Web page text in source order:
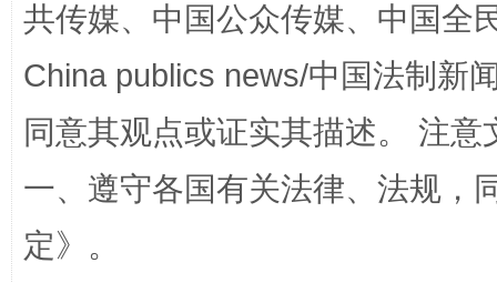
共传媒、中国公众传媒、中国全
China publics news/中国法制新
同意其观点或证实其描述。 注
一、遵守各国有关法律、法规，
定》。